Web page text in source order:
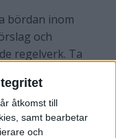
åtkomst till
samt bearbetar
och
bördan inom
och
regelverk. Ta
LRF vill se
och